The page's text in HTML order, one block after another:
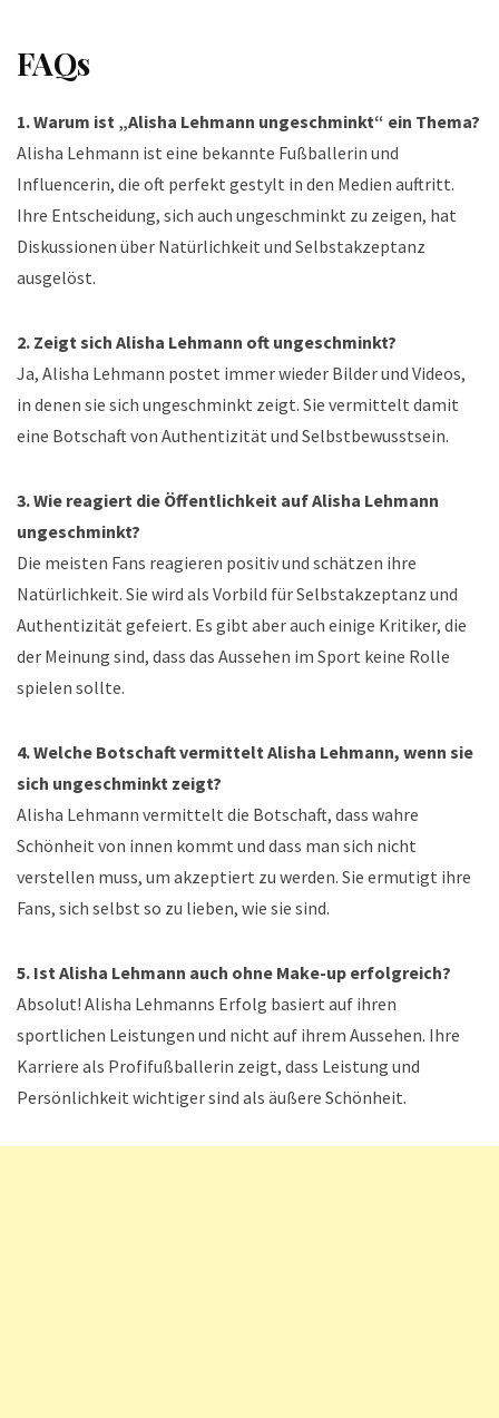
FAQs
1. Warum ist „Alisha Lehmann ungeschminkt“ ein Thema?
Alisha Lehmann ist eine bekannte Fußballerin und
Influencerin, die oft perfekt gestylt in den Medien auftritt.
Ihre Entscheidung, sich auch ungeschminkt zu zeigen, hat
Diskussionen über Natürlichkeit und Selbstakzeptanz
ausgelöst.
2. Zeigt sich Alisha Lehmann oft ungeschminkt?
Ja, Alisha Lehmann postet immer wieder Bilder und Videos,
in denen sie sich ungeschminkt zeigt. Sie vermittelt damit
eine Botschaft von Authentizität und Selbstbewusstsein.
3. Wie reagiert die Öffentlichkeit auf Alisha Lehmann
ungeschminkt?
Die meisten Fans reagieren positiv und schätzen ihre
Natürlichkeit. Sie wird als Vorbild für Selbstakzeptanz und
Authentizität gefeiert. Es gibt aber auch einige Kritiker, die
der Meinung sind, dass das Aussehen im Sport keine Rolle
spielen sollte.
4. Welche Botschaft vermittelt Alisha Lehmann, wenn sie
sich ungeschminkt zeigt?
Alisha Lehmann vermittelt die Botschaft, dass wahre
Schönheit von innen kommt und dass man sich nicht
verstellen muss, um akzeptiert zu werden. Sie ermutigt ihre
Fans, sich selbst so zu lieben, wie sie sind.
5. Ist Alisha Lehmann auch ohne Make-up erfolgreich?
Absolut! Alisha Lehmanns Erfolg basiert auf ihren
sportlichen Leistungen und nicht auf ihrem Aussehen. Ihre
Karriere als Profifußballerin zeigt, dass Leistung und
Persönlichkeit wichtiger sind als äußere Schönheit.